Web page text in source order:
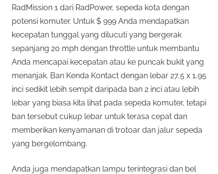
RadMission 1 dari RadPower, sepeda kota dengan
potensi komuter. Untuk $ 999 Anda mendapatkan
kecepatan tunggal yang dilucuti yang bergerak
sepanjang 20 mph dengan throttle untuk membantu
Anda mencapai kecepatan atau ke puncak bukit yang
menanjak. Ban Kenda Kontact dengan lebar 27,5 x 1,95
inci sedikit lebih sempit daripada ban 2 inci atau lebih
lebar yang biasa kita lihat pada sepeda komuter, tetapi
ban tersebut cukup lebar untuk terasa cepat dan
memberikan kenyamanan di trotoar dan jalur sepeda
yang bergelombang.
Anda juga mendapatkan lampu terintegrasi dan bel